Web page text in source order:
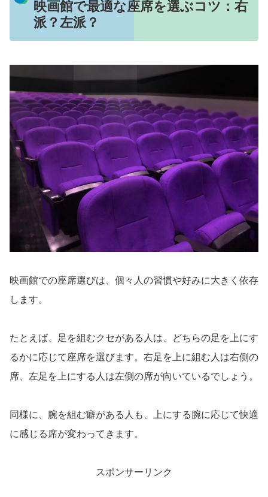
映画館で最適な座席を選ぶコツ：右
派？左派？
映画館での座席選びは、個々人の習慣や好みに大きく依存
します。
たとえば、足を組むクセがある人は、どちらの足を上にす
るかに応じて座席を選びます。右足を上に組む人は右側の
席、左足を上にする人は左側の席が向いているでしょう。
同様に、腕を組む癖がある人も、上にする腕に応じて快適
に感じる席が変わってきます。
スポンサーリンク